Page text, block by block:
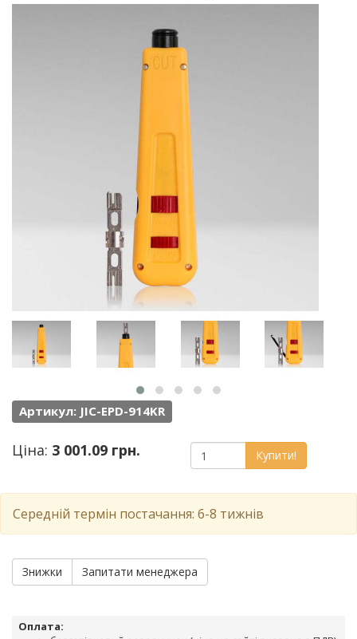
Артикул: JIC-EPD-914KR
Ціна: 3 001.09 грн. Купити!
Середній термін постачання: 6-8 тижнів
Знижки Запитати менеджера
Оплата: